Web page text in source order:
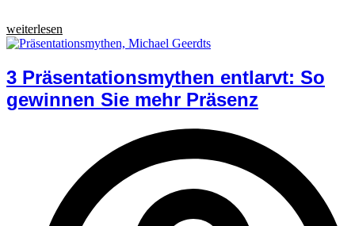
weiterlesen
3 Präsentationsmythen entlarvt: So
gewinnen Sie mehr Präsenz